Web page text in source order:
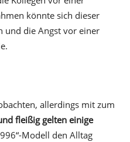
könnte sich dieser
und die Angst vor einer
allerdings mit zum
fleißig gelten einige
Modell den Alltag